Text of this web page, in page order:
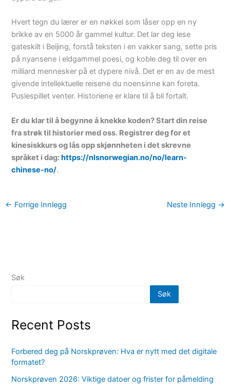
Hvert tegn du lærer er en nøkkel som låser opp en ny
brikke av en 5000 år gammel kultur. Det lar deg lese
gateskilt i Beijing, forstå teksten i en vakker sang, sette pris
på nyansene i eldgammel poesi, og koble deg til over en
milliard mennesker på et dypere nivå. Det er en av de mest
givende intellektuelle reisene du noensinne kan foreta.
Puslespillet venter. Historiene er klare til å bli fortalt.
Er du klar til å begynne å knekke koden? Start din reise
fra strøk til historier med oss. Registrer deg for et
kinesiskkurs og lås opp skjønnheten i det skrevne
språket i dag:https://nlsnorwegian.no/no/learn-
chinese-no/.
← Forrige Innlegg Neste Innlegg →
Søk
Søk
Recent Posts
Forbered deg på Norskprøven: Hva er nytt med det digitale
formatet?
Norskprøven 2026: Viktige datoer og frister for påmelding